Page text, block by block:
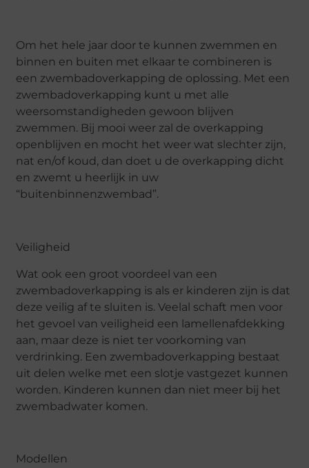
Om het hele jaar door te kunnen zwemmen en
binnen en buiten met elkaar te combineren is
een zwembadoverkapping de oplossing. Met een
zwembadoverkapping kunt u met alle
weersomstandigheden gewoon blijven
zwemmen. Bij mooi weer zal de overkapping
openblijven en mocht het weer wat slechter zijn,
nat en/of koud, dan doet u de overkapping dicht
en zwemt u heerlijk in uw
“buitenbinnenzwembad”.
Veiligheid
Wat ook een groot voordeel van een
zwembadoverkapping is als er kinderen zijn is dat
deze veilig af te sluiten is. Veelal schaft men voor
het gevoel van veiligheid een lamellenafdekking
aan, maar deze is niet ter voorkoming van
verdrinking. Een zwembadoverkapping bestaat
uit delen welke met een slotje vastgezet kunnen
worden. Kinderen kunnen dan niet meer bij het
zwembadwater komen.
Modellen